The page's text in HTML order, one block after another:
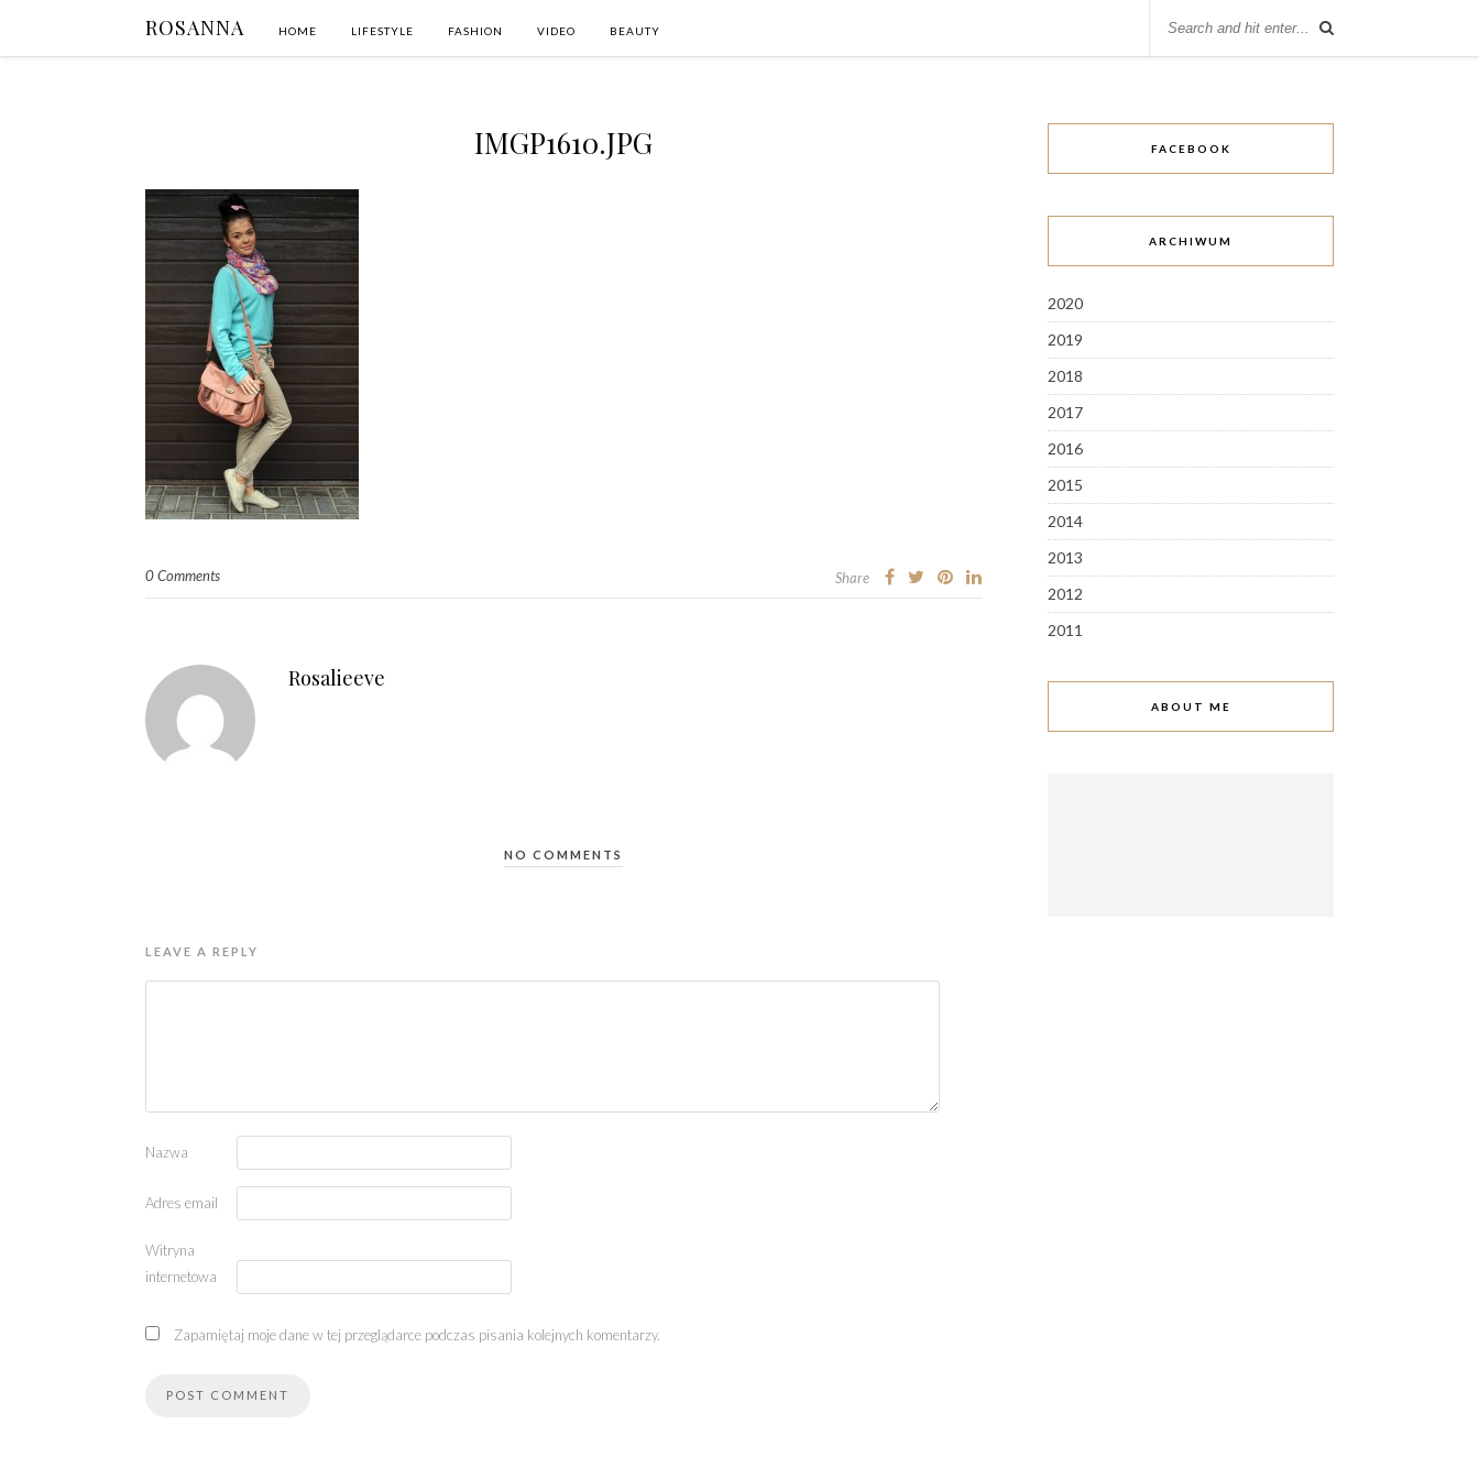
ROSANNA HOME LIFESTYLE FASHION VIDEO BEAUTY
IMGP1610.JPG
0 Comments Share
Rosalieeve
NO COMMENTS
LEAVE A REPLY
Nazwa
Adres email
Witryna
internetowa
Zapamiętaj moje dane w tej przeglądarce podczas pisania kolejnych komentarzy.
FACEBOOK
ARCHIWUM
2020
2019
2018
2017
2016
2015
2014
2013
2012
2011
ABOUT ME